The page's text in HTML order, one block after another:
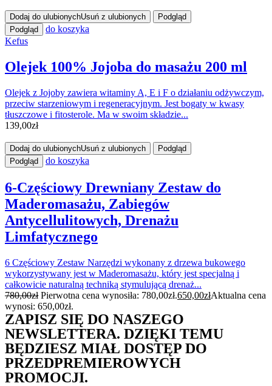
Dodaj do ulubionychUsuń z ulubionych
Podgląd
Podgląd
do koszyka
Kefus
Olejek 100% Jojoba do masażu 200 ml
Olejek z Jojoby zawiera witaminy A, E i F o działaniu odżywczym,
przeciw starzeniowym i regeneracyjnym. Jest bogaty w kwasy
tłuszczowe i fitosterole. Ma w swoim składzie...
139,00zł
Dodaj do ulubionychUsuń z ulubionych
Podgląd
Podgląd
do koszyka
6-Częściowy Drewniany Zestaw do
Maderomasażu, Zabiegów
Antycellulitowych, Drenażu
Limfatycznego
6 Częściowy Zestaw Narzędzi wykonany z drzewa bukowego
wykorzystywany jest w Maderomasażu, który jest specjalną i
całkowicie naturalną techniką stymulującą drenaż...
780,00zł Pierwotna cena wynosiła: 780,00zł.650,00złAktualna cena
wynosi: 650,00zł.
ZAPISZ SIĘ DO NASZEGO
NEWSLETTERA. DZIĘKI TEMU
BĘDZIESZ MIAŁ DOSTĘP DO
PRZEDPREMIEROWYCH
PROMOCJI.